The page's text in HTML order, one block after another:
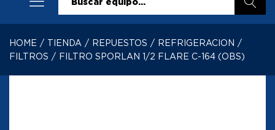
HOME / TIENDA / REPUESTOS / REFRIGERACION /
FILTROS / FILTRO SPORLAN 1/2 FLARE C-164 (OBS)